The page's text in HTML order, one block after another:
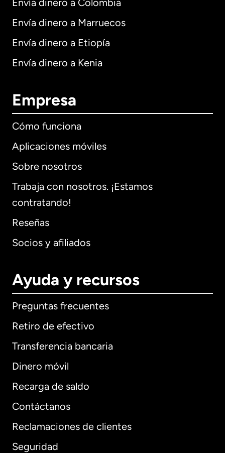
Envía dinero a Colombia
Envía dinero a Marruecos
Envía dinero a Etiopía
Envía dinero a Kenia
Empresa
Cómo funciona
Aplicaciones móviles
Sobre nosotros
Trabaja con nosotros. ¡Estamos
contratando!
Reseñas
Socios y afiliados
Ayuda y recursos
Preguntas frecuentes
Retiro de efectivo
Transferencia bancaria
Dinero móvil
Recarga de saldo
Contáctanos
Reclamaciones de clientes
Seguridad